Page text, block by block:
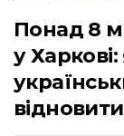
Понад 8
у